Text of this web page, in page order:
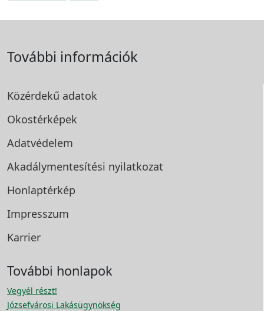
További információk
Közérdekű adatok
Okostérképek
Adatvédelem
Akadálymentesítési nyilatkozat
Honlaptérkép
Impresszum
Karrier
További honlapok
Vegyél részt!
Józsefvárosi Lakásügynökség